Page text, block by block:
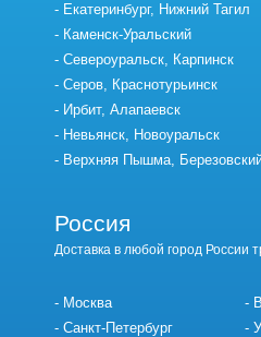
Екатеринбург, Нижний Тагил
Каменск-Уральский
Североуральск, Карпинск
Серов, Краснотурьинск
Ирбит, Алапаевск
Невьянск, Новоуральск
Верхняя Пышма,
Россия
Доставка в любой город
Москва
Санкт-Петербург